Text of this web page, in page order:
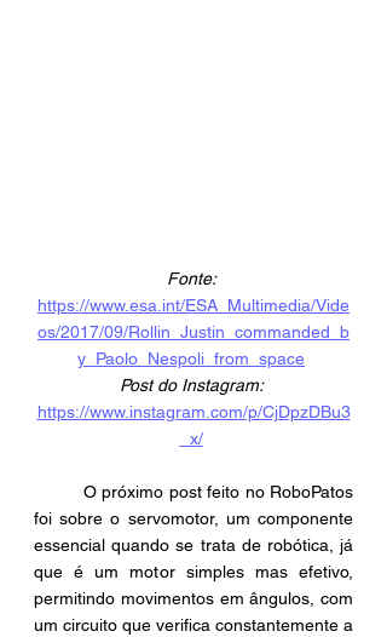
Fonte:
https://www.esa.int/ESA_Multimedia/Vide
os/2017/09/Rollin_Justin_commanded_b
y_Paolo_Nespoli_from_space
Post do Instagram:
https://www.instagram.com/p/CjDpzDBu3
_x/
foi sobre o servomotor, um componente
essencial quando se trata de robótica, já
que é um motor simples mas efetivo,
permitindo movimentos em ângulos, com
um circuito que verifica constantemente a